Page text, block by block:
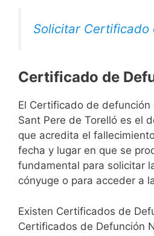
Solicitar Certificado
Certificado de
El Certificado de defunción
Sant Pere de Torelló es el
que acredita el
fecha y lugar en que se
fundamental para solicitar
cónyuge o para acceder a
Existen Certificados de
Certificados de Defunción